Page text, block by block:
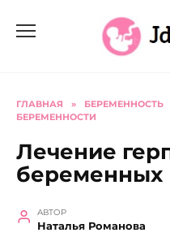
ГЛАВНАЯ » БЕРЕМЕННОСТЬ
БЕРЕМЕННОСТИ
Лечение
беременных
АВТОР
Наталья Романова